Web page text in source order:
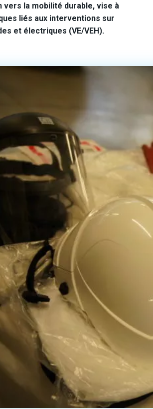
vers la mobilité durable, vise à
liés aux interventions sur
et électriques (VE/VEH).